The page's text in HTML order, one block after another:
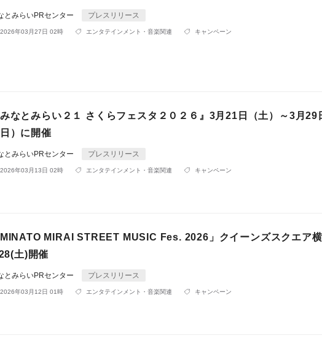
とみらいPRセンター プレスリリース
2026年03月27日 02時 エンタテインメント・音楽関連 キャンペーン
みなとみらい２１ さくらフェスタ２０２６』3月21日（土）～3月29
日）に開催
とみらいPRセンター プレスリリース
2026年03月13日 02時 エンタテインメント・音楽関連 キャンペーン
MINATO MIRAI STREET MUSIC Fes. 2026」クイーンズスクエア
土)開催
とみらいPRセンター プレスリリース
2026年03月12日 01時 エンタテインメント・音楽関連 キャンペーン